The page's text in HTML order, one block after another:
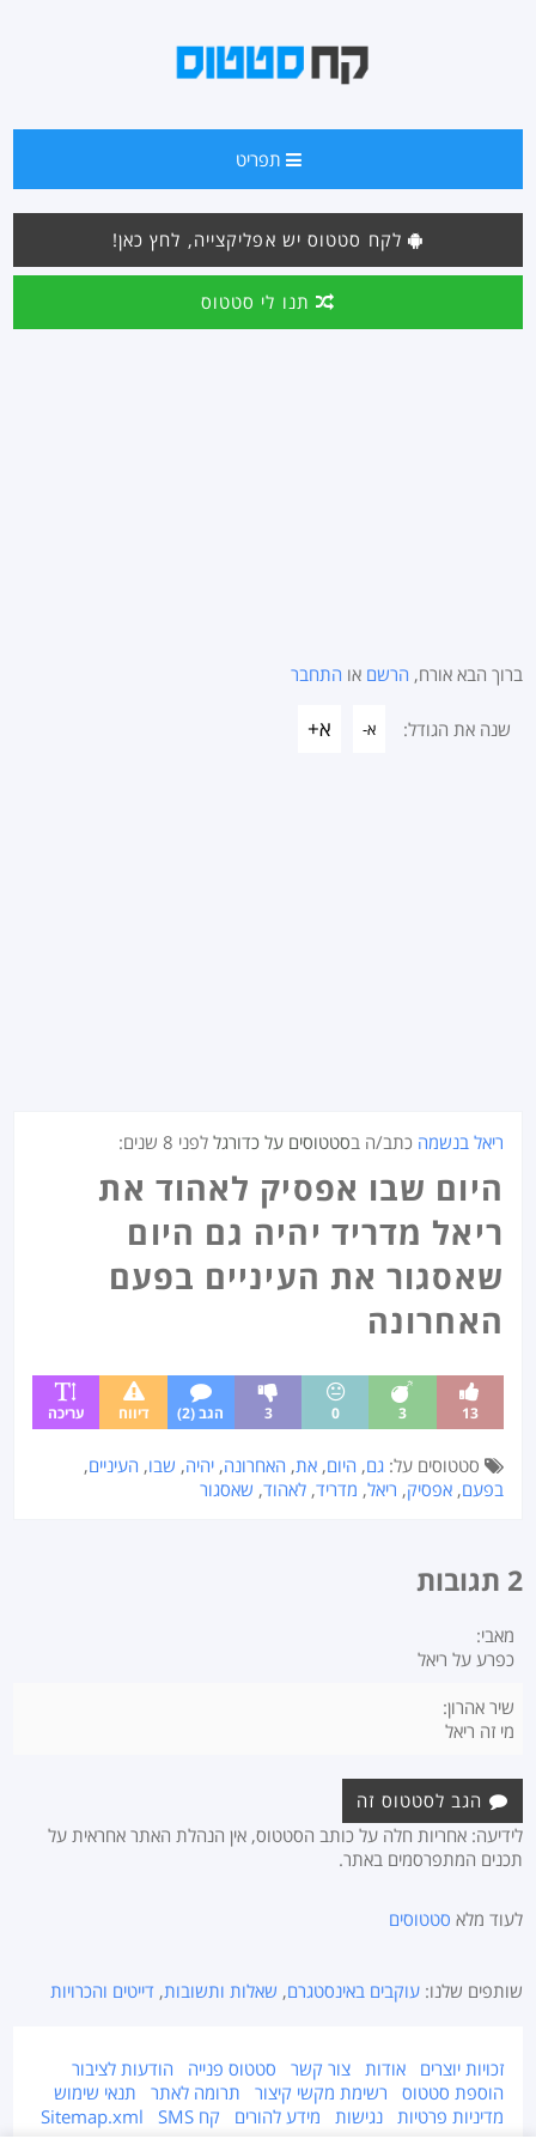
תפריט
לקח סטטוס יש אפליקצייה, לחץ כאן!
תנו לי סטטוס
ברוך הבא אורח, הרשם או התחבר
שנה את הגודל: א- א+
ריאל בנשמה כתב/ה בסטטוסים על כדורגל לפני 8 שנים :
היום שבו אפסיק לאהוד את
ריאל מדריד יהיה גם היום
שאסגור את העיניים בפעם
האחרונה
13
3
0
3 הגב (2) דיווח עריכה
סטטוסים על:גם, היום,את, האחרונה,יהיה, שבו, העיניים,
בפעם,אפסיק, ריאל, מדריד,לאהוד, שאסגור
2 תגובות
מאבי:
כפרע על ריאל
שיר אהרון:
מי זה ריאל
הגב לסטטוס זה
לידיעה: אחריות חלה על כותב הסטטוס, אין הנהלת האתר אחראית על
תכנים המתפרסמים באתר.
לעוד מלא סטטוסים
שותפים שלנו:עוקבים באינסטגרם, שאלות ותשובות, דייטים והכרויות
זכויות יוצרים אודות צור קשר סטטוס פנייה
הודעות לציבור
הוספת סטטוס
רשימת מקשי קיצור תרומה לאתר
תנאי שימוש
מדיניות פרטיות
נגישות מידע להורים קח SMS Sitemap.xml